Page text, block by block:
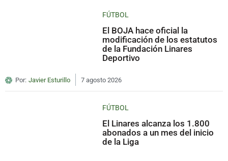
FÚTBOL
El BOJA hace oficial la
modificación de los estatutos
de la Fundación Linares
Deportivo
Por: Javier Esturillo 7 agosto 2026
FÚTBOL
El Linares alcanza los 1.800
abonados a un mes del inicio
de la Liga